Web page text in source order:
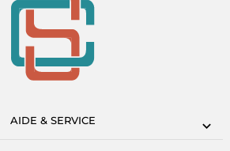
AIDE & SERVICE